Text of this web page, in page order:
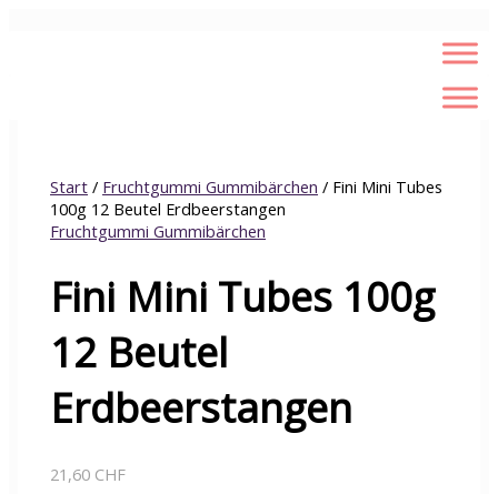
Start / Fruchtgummi Gummibärchen / Fini Mini Tubes
100g 12 Beutel Erdbeerstangen
Fruchtgummi Gummibärchen
Fini Mini Tubes 100g
12 Beutel
Erdbeerstangen
21,60 CHF